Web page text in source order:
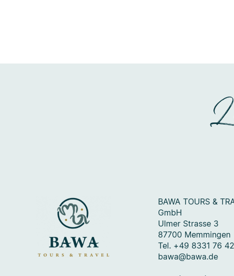
BAWA TOURS &
GmbH
Ulmer Strasse 3
87700 Memmingen
Tel. +49 8331 76
bawa@bawa.de